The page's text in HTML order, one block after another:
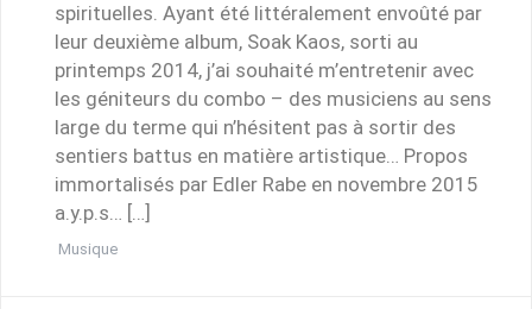
spirituelles. Ayant été littéralement envoûté par
leur deuxième album, Soak Kaos, sorti au
printemps 2014, j’ai souhaité m’entretenir avec
les géniteurs du combo – des musiciens au sens
large du terme qui n’hésitent pas à sortir des
sentiers battus en matière artistique… Propos
immortalisés par Edler Rabe en novembre 2015
a.y.p.s… […]
Musique